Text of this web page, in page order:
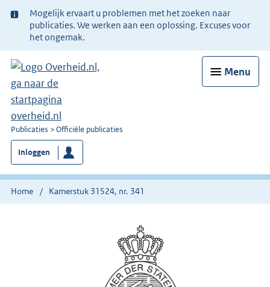
Ter
informatie:
Mogelijk ervaart u problemen met het zoeken naar
publicaties. We werken aan een oplossing. Excuses voor
het ongemak.
Menu
U
bent
nu
hier:
Publicaties Officiële publicaties
Inloggen
Home Kamerstuk 31524, nr. 341